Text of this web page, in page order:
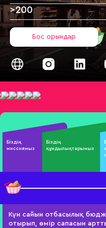
>200
Бос орындар
Біздің
миссиямыз
Біздің
құндылықтарымыз
Күн сайын отбасылық
отырып, өмір сапасын